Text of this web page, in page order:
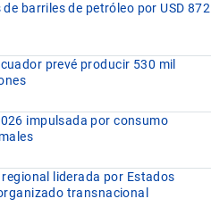
barriles de petróleo por USD 872
prevé producir 530 mil
impulsada por consumo
liderada por Estados
transnacional